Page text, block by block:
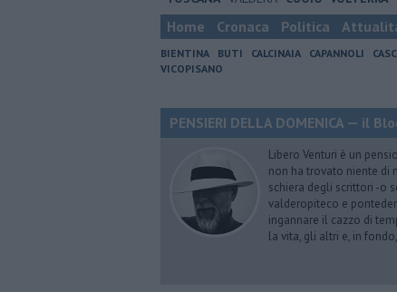
Home Cronaca Politica
BIENTINA BUTI CALCINAIA CAPANNOLI
VICOPISANO
PENSIERI DELLA DOMENICA — il
Libero Venturi è un
non ha trovato niente di
schiera degli scrittori -o
valderopiteco e
ingannare il cazzo di
la vita, gli altri e, in